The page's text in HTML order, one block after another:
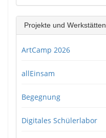
Projekte und Werkstätten
ArtCamp 2026
allEinsam
Begegnung
Digitales Schülerlabor